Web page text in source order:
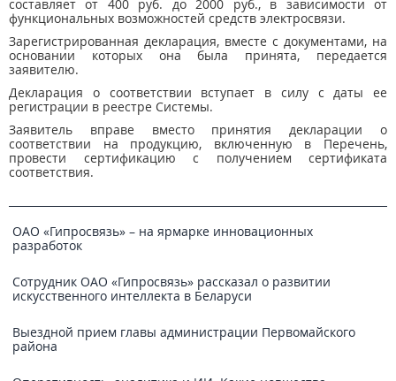
составляет от 400 руб. до 2000 руб., в зависимости от
функциональных возможностей средств электросвязи.
Зарегистрированная декларация, вместе с документами, на
основании которых она была принята, передается
заявителю.
Декларация о соответствии вступает в силу с даты ее
регистрации в реестре Системы.
Заявитель вправе вместо принятия декларации о
соответствии на продукцию, включенную в Перечень,
провести сертификацию с получением сертификата
соответствия.
ОАО «Гипросвязь» – на ярмарке инновационных
разработок
Сотрудник ОАО «Гипросвязь» рассказал о развитии
искусственного интеллекта в Беларуси
Выездной прием главы администрации Первомайского
района